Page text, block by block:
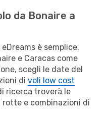
da Bonaire a
è semplice.
e Caracas come
scegli le date del
di voli low cost
ricerca troverà le
e combinazioni di